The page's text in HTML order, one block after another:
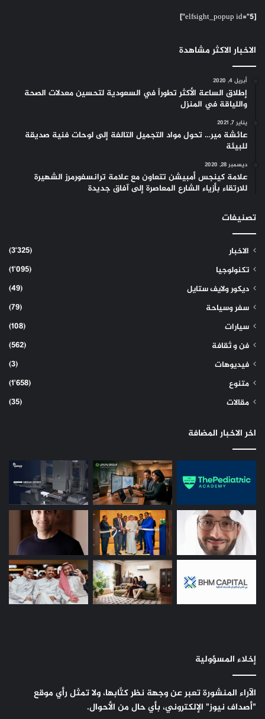
[elfsight_popup id="5"]
الاخبار الاكثر مشاهدة
أبريل 4, 2020
إطلاق الساعة الأكثر تطوراً في السعودية لتحسين معدلات الصحة
واللياقة في المنزل
يناير 7, 2021
عائشة مير… تحول مواد التجميل التالفة إلى لوحات فنية صديقة
للبيئة
ديسمبر 28, 2020
علامة كينجس أمبيشن تتعاون مع علامة ترانسفورمرز الشهيرة
للارتقاء بأزياء الشارع المعاصرة إلى آفاق جديدة
تصنيفات
الاخبار
(3٬325)
تكنولوجيا
(1٬095)
ديكور ولايف ستايل
(49)
سفر وسياحة
(79)
سيارات
(108)
فن و ثقافة
(562)
فيديوهات
(3)
متنوع
(1٬658)
مقالات
(35)
اخر الاخبار المضافة
إخلاء المسؤولية
الآراء المنشورة تعبر عن وجهة نظر كتَّابها، ولا تمثل رأي موقع
"أصداف نيوز" الإلكتروني، بأي حال من الأحوال.